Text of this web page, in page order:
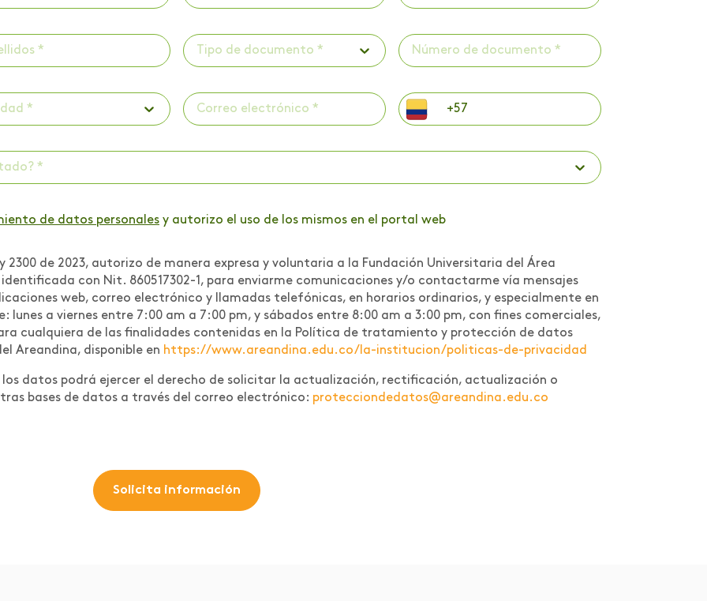
Tipo de documento *
*
*
de datos personales y autorizo el uso de los mismos en el portal web
de 2023, autorizo de manera expresa y voluntaria a la Fundación Universitaria del Área
con Nit. 860517302-1, para enviarme comunicaciones y/o contactarme vía mensajes
web, correo electrónico y llamadas telefónicas, en horarios ordinarios, y especialmente en
lunes a viernes entre 7:00 am a 7:00 pm, y sábados entre 8:00 am a 3:00 pm, con fines comerciales,
cualquiera de las finalidades contenidas en la Política de tratamiento y protección de datos
Areandina, disponible en https://www.areandina.edu.co/la-institucion/politicas-de-privacidad
datos podrá ejercer el derecho de solicitar la actualización, rectificación, actualización o
bases de datos a través del correo electrónico: protecciondedatos@areandina.edu.co
Solicita información